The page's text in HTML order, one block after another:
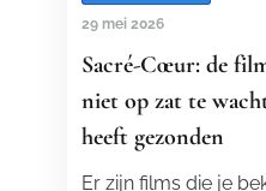
29 mei 2026
Sacré-Cœur: de
niet op zat te
heeft gezonden
Er zijn films die je